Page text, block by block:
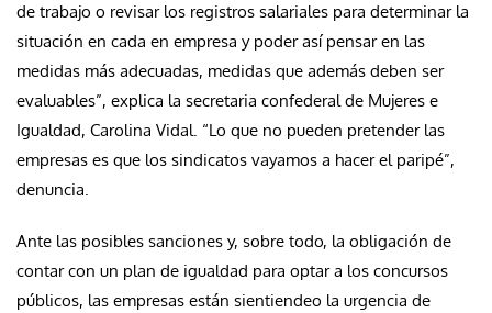
de trabajo o revisar los registros salariales para determinar la
situación en cada en empresa y poder así pensar en las
medidas más adecuadas, medidas que además deben ser
evaluables”, explica la secretaria confederal de Mujeres e
Igualdad, Carolina Vidal. “Lo que no pueden pretender las
empresas es que los sindicatos vayamos a hacer el paripé”,
denuncia.
Ante las posibles sanciones y, sobre todo, la obligación de
contar con un plan de igualdad para optar a los concursos
públicos, las empresas están sientiendeo la urgencia de